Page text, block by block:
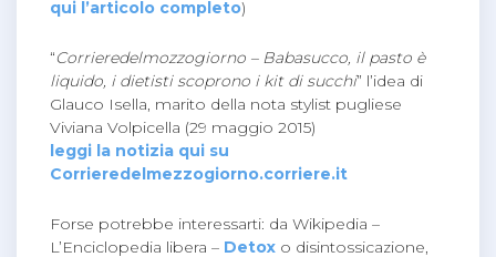
qui l’articolo completo)
“Corrieredelmozzogiorno – Babasucco, il pasto è
liquido, i dietisti scoprono i kit di succhi” l’idea di
Glauco Isella, marito della nota stylist pugliese
Viviana Volpicella (29 maggio 2015)
leggi la notizia qui su
Corrieredelmezzogiorno.corriere.it
Forse potrebbe interessarti: da Wikipedia –
L’Enciclopedia libera – Detox o disintossicazione,